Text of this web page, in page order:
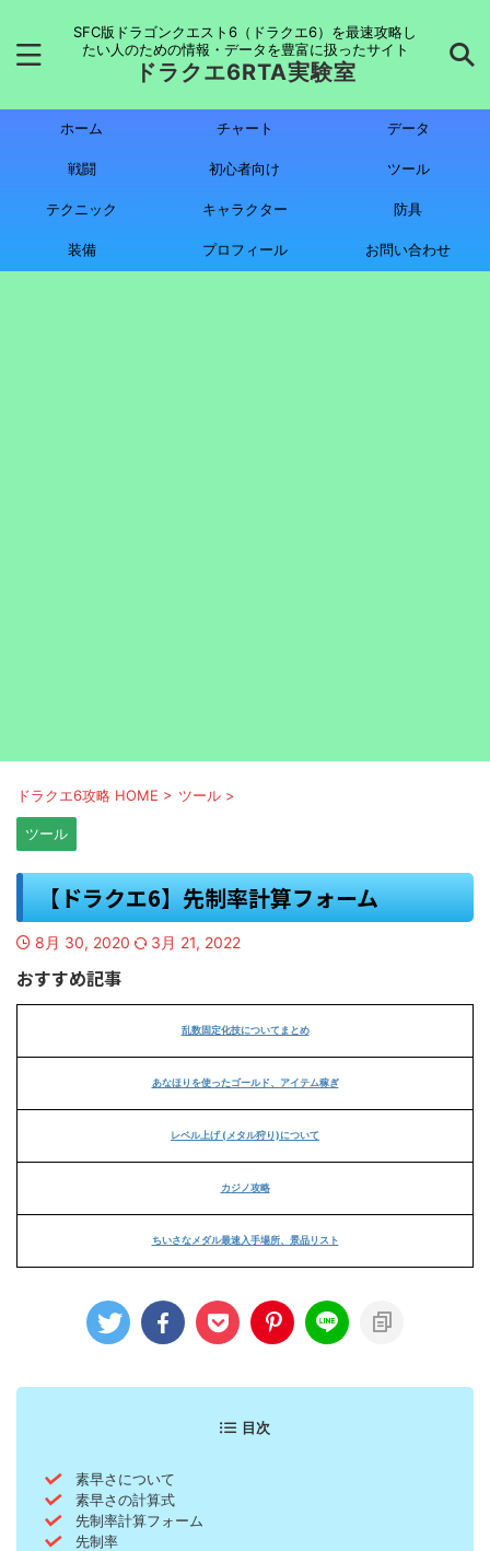
SFC版ドラゴンクエスト6（ドラクエ6）を最速攻略し
たい人のための情報・データを豊富に扱ったサイト
ドラクエ6RTA実験室
ホーム チャート データ
戦闘 初心者向け ツール
テクニック キャラクター 防具
装備 プロフィール お問い合わせ
ドラクエ6攻略 HOME > ツール >
ツール
【ドラクエ6】先制率計算フォーム
8月 30, 2020 3月 21, 2022
おすすめ記事
乱数固定化技についてまとめ
あなほりを使ったゴールド、アイテム稼ぎ
レベル上げ (メタル狩り)について
カジノ攻略
ちいさなメダル最速入手場所、景品リスト
目次
素早さについて
素早さの計算式
先制率計算フォーム
先制率